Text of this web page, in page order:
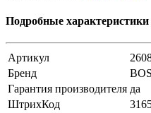
Подробные характеристики
Артикул
Бренд
Гарантия производителя да
ШтрихКод